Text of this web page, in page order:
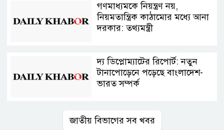
গণমাধ্যমকে নিয়ন্ত্রণ নয়,
নিয়মতান্ত্রিক কাঠামোর মধ্যে আনা
দরকার: তথ্যমন্ত্রী
দ্য ডিপ্লোম্যাটের রিপোর্ট: নতুন
টানাপোড়েনে পড়েছে বাংলাদেশ-
ভারত সম্পর্ক
জাতীয় বিভাগের সব খবর